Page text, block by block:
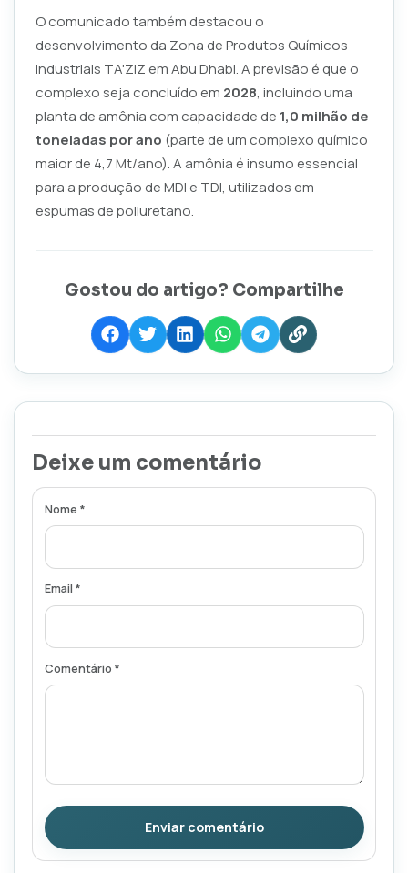
O comunicado também destacou o
desenvolvimento da Zona de Produtos Químicos
Industriais TA'ZIZ em Abu Dhabi. A previsão é que o
complexo seja concluído em 2028, incluindo uma
planta de amônia com capacidade de 1,0 milhão de
toneladas por ano (parte de um complexo químico
maior de 4,7 Mt/ano). A amônia é insumo essencial
para a produção de MDI e TDI, utilizados em
espumas de poliuretano.
Gostou do artigo? Compartilhe
Deixe um comentário
Nome *
Email *
Comentário *
Enviar comentário